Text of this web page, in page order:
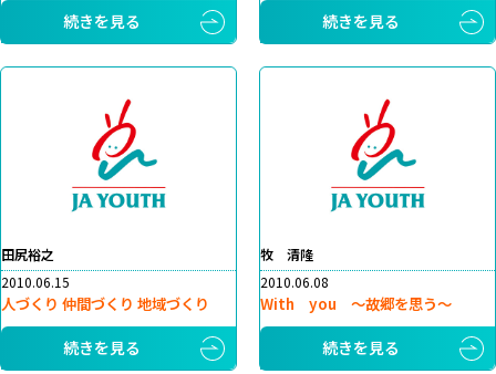
続きを見る
続きを見る
田尻裕之
2010.06.15
人づくり 仲間づくり 地域づくり
続きを見る
牧 清隆
2010.06.08
With you ～故郷を思う～
続きを見る